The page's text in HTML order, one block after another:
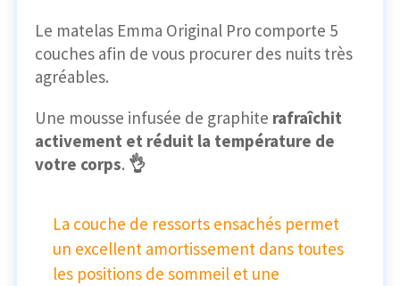
Le matelas Emma Original Pro comporte 5
couches afin de vous procurer des nuits très
agréables.
Une mousse infusée de graphite rafraîchit
activement et réduit la température de
votre corps. 👌
La couche de ressorts ensachés permet
un excellent amortissement dans toutes
les positions de sommeil et une